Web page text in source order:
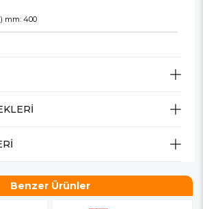
mm: 400
Benzer Ürünler